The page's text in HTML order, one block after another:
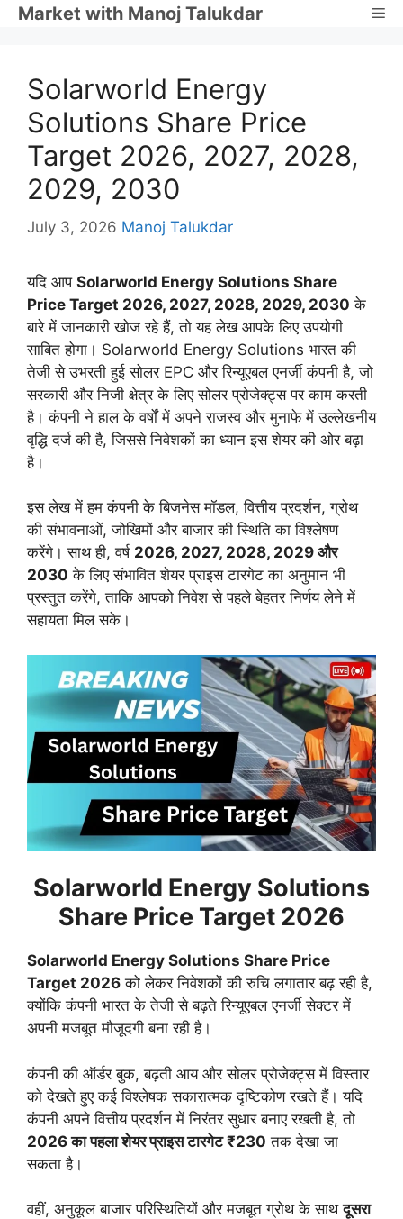
SkipMarket with Manoj Talukdar
Solarworld Energy
Solutions Share Price
Target 2026, 2027, 2028,
2029, 2030
July 3, 2026 Manoj Talukdar
यदि आप Solarworld Energy Solutions Share
Price Target 2026, 2027, 2028, 2029, 2030 के
बारे में जानकारी खोज रहे हैं, तो यह लेख आपके लिए उपयोगी
साबित होगा। Solarworld Energy Solutions भारत की
तेजी से उभरती हुई सोलर EPC और रिन्यूएबल एनर्जी कंपनी है, जो
सरकारी और निजी क्षेत्र के लिए सोलर प्रोजेक्ट्स पर काम करती
है। कंपनी ने हाल के वर्षों में अपने राजस्व और मुनाफे में उल्लेखनीय
वृद्धि दर्ज की है, जिससे निवेशकों का ध्यान इस शेयर की ओर बढ़ा
है।
इस लेख में हम कंपनी के बिजनेस मॉडल, वित्तीय प्रदर्शन, ग्रोथ
की संभावनाओं, जोखिमों और बाजार की स्थिति का विश्लेषण
करेंगे। साथ ही, वर्ष 2026, 2027, 2028, 2029 और
2030 के लिए संभावित शेयर प्राइस टारगेट का अनुमान भी
प्रस्तुत करेंगे, ताकि आपको निवेश से पहले बेहतर निर्णय लेने में
सहायता मिल सके।
Solarworld Energy Solutions
Share Price Target 2026
Solarworld Energy Solutions Share Price
Target 2026 को लेकर निवेशकों की रुचि लगातार बढ़ रही है,
क्योंकि कंपनी भारत के तेजी से बढ़ते रिन्यूएबल एनर्जी सेक्टर में
अपनी मजबूत मौजूदगी बना रही है।
कंपनी की ऑर्डर बुक, बढ़ती आय और सोलर प्रोजेक्ट्स में विस्तार
को देखते हुए कई विश्लेषक सकारात्मक दृष्टिकोण रखते हैं। यदि
कंपनी अपने वित्तीय प्रदर्शन में निरंतर सुधार बनाए रखती है, तो
2026 का पहला शेयर प्राइस टारगेट ₹230 तक देखा जा
सकता है।
वहीं, अनुकूल बाजार परिस्थितियों और मजबूत ग्रोथ के साथदूसरा